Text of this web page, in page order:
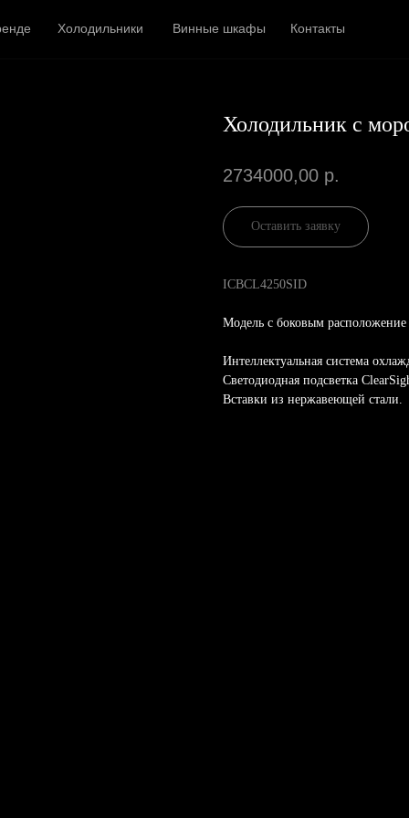
Холодильники Винные шкафы Контакты
Холодильник с
2734000,00 р.
Оставить заявку
ICBCL4250SID
Модель с боковым
Интеллектуальная система
Светодиодная подсветка
Вставки из нержавеющей стали.